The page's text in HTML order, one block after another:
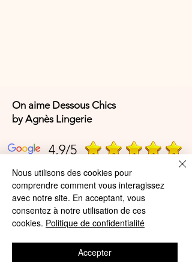
On aime Dessous Chics
by Agnès Lingerie
4,9/5
4,9/5
A propos de nous
Nous utilisons des cookies pour
comprendre comment vous interagissez
avec notre site. En acceptant, vous
consentez à notre utilisation de ces
cookies. Politique de confidentialité
Accepter